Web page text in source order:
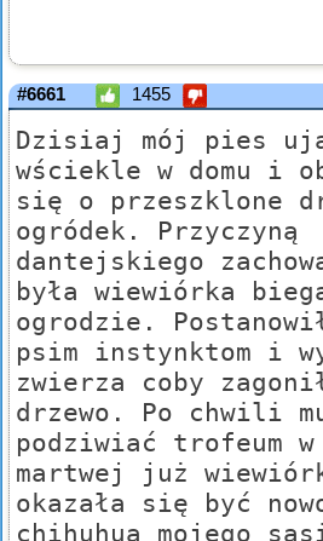
#6661 1455
Dzisiaj mój pies
wściekle w domu i
się o przeszklone
ogródek. Przyczyną
dantejskiego
była wiewiórka
ogrodzie.
psim instynktom i
zwierza coby
drzewo. Po chwili
podziwiać trofeum
martwej już
okazała się być
chihuhua mojego